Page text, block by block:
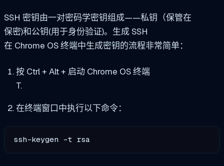
SSH 密钥由一对密码学密钥组成——私钥（保管在
保密)和公钥(用于身份验证)。生成 SSH
在 Chrome OS 终端中生成密钥的流程非常简单：
按 Ctrl + Alt + 启动 Chrome OS 终端
T.
在终端窗口中执行以下命令：
ssh-keygen -t rsa